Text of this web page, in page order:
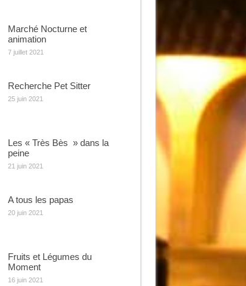
Marché Nocturne et
animation
7 juillet 2021
Recherche Pet Sitter
25 juin 2021
Les « Très Bès » dans la
peine
21 juin 2021
A tous les papas
20 juin 2021
Fruits et Légumes du
Moment
16 juin 2021